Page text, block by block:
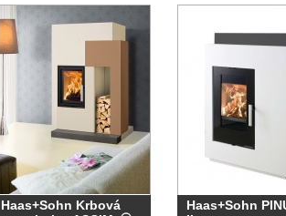
Haas+Sohn Krbová
Haas+Sohn